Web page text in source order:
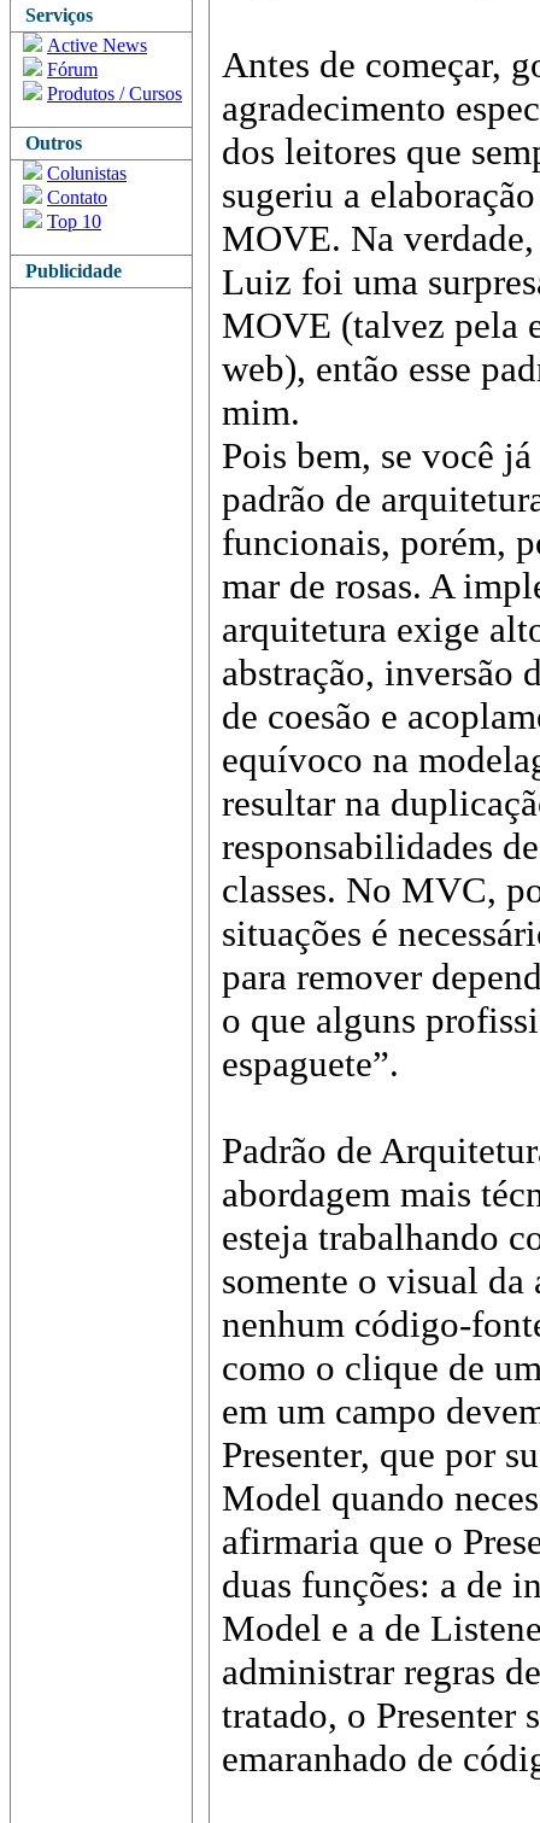
Serviços
Active News
Fórum
Produtos / Cursos
Outros
Colunistas
Contato
Top 10
Publicidade
Antes de começar,
agradecimento
dos leitores que
sugeriu a
MOVE. Na
Luiz foi uma
MOVE (talvez pela
web), então esse
mim.
Pois bem, se você
padrão de
funcionais, porém,
mar de rosas. A
arquitetura exige
abstração, inversão
de coesão e
equívoco na
resultar na
responsabilidades
classes. No MVC,
situações é
para remover
o que alguns
espaguete”.
Padrão de
abordagem mais
esteja trabalhando
somente o visual da
nenhum código-
como o clique de
em um campo
Presenter, que por
Model quando
afirmaria que o
duas funções: a de
Model e a de
administrar regras
tratado, o Presenter
emaranhado de